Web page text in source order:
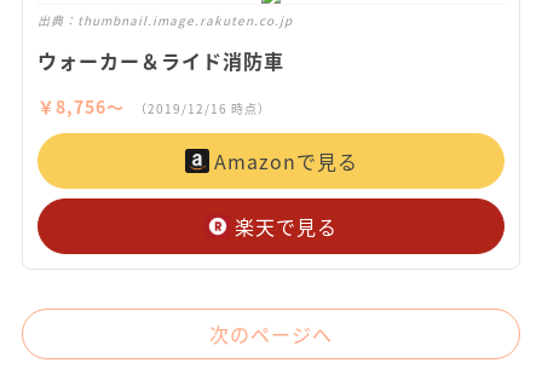
出典： thumbnail.image.rakuten.co.jp
ウォーカー＆ライド消防車
￥8,756〜 （2019/12/16 時点）
Amazonで見る
楽天で見る
次のページへ